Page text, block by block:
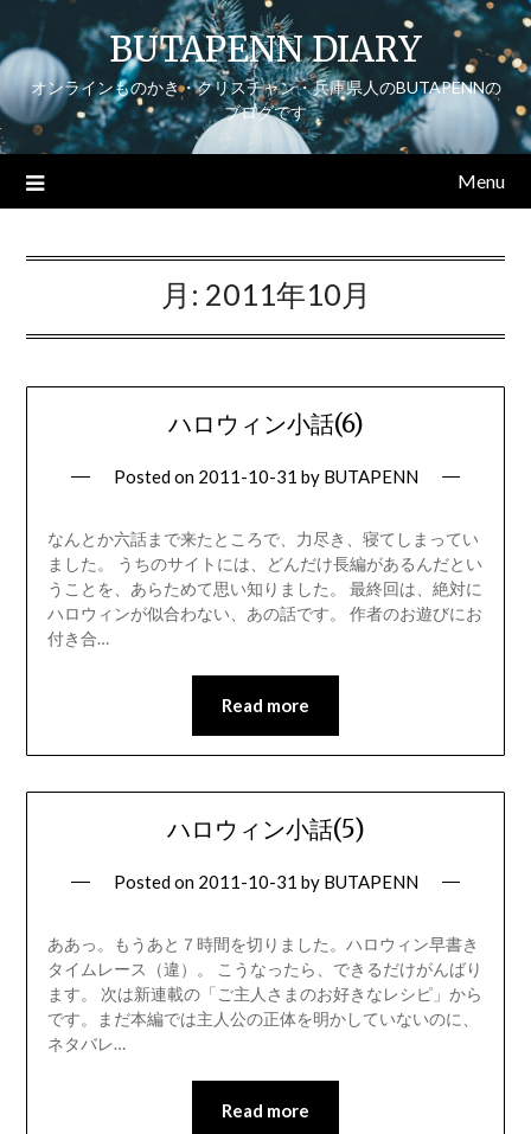
to
content
BUTAPENN DIARY
オンラインものかき・クリスチャン・兵庫県人のBUTAPENNの
ブログです
Menu
月: 2011年10月
ハロウィン小話(6)
Posted on 2011-10-31 by BUTAPENN
なんとか六話まで来たところで、力尽き、寝てしまってい
ました。 うちのサイトには、どんだけ長編があるんだとい
うことを、あらためて思い知りました。 最終回は、絶対に
ハロウィンが似合わない、あの話です。 作者のお遊びにお
付き合…
Read more
ハロウィン小話(5)
Posted on 2011-10-31 by BUTAPENN
ああっ。もうあと７時間を切りました。ハロウィン早書き
タイムレース（違）。 こうなったら、できるだけがんばり
ます。 次は新連載の「ご主人さまのお好きなレシピ」から
です。まだ本編では主人公の正体を明かしていないのに、
ネタバレ…
Read more